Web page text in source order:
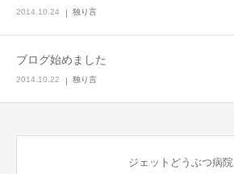
2014.10.24 独り言
ブログ始めました
2014.10.22 独り言
ジェットどうぶつ病院